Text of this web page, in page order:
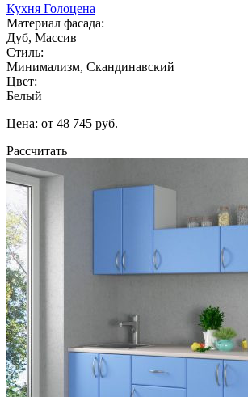
Кухня Голоцена
Материал фасада:
Дуб, Массив
Стиль:
Минимализм, Скандинавский
Цвет:
Белый
Цена: от 48 745 руб.
Рассчитать